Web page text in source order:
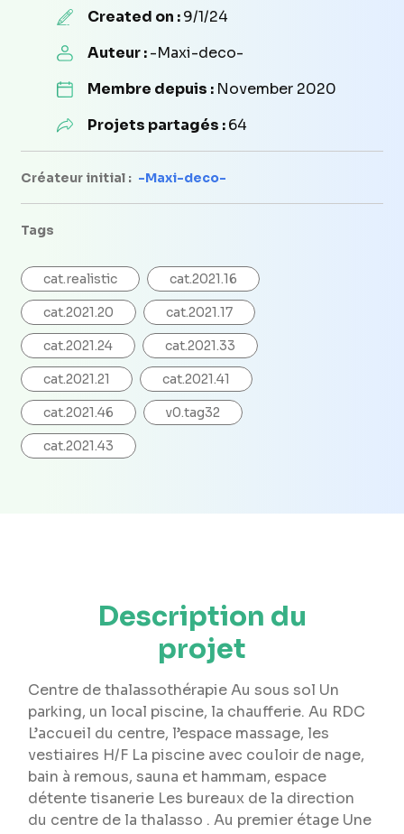
Created on :9/1/24
Auteur :-Maxi-deco-
Membre depuis : November 2020
Projets partagés :64
Créateur initial : -Maxi-deco-
Tags
cat.realistic cat.2021.16
cat.2021.20 cat.2021.17
cat.2021.24 cat.2021.33
cat.2021.21 cat.2021.41
cat.2021.46 v0.tag32
cat.2021.43
Description du
projet
Centre de thalassothérapie Au sous sol Un
parking, un local piscine, la chaufferie. Au RDC
L’accueil du centre, l’espace massage, les
vestiaires H/F La piscine avec couloir de nage,
bain à remous, sauna et hammam, espace
détente tisanerie Les bureaux de la direction
du centre de la thalasso . Au premier étage Une